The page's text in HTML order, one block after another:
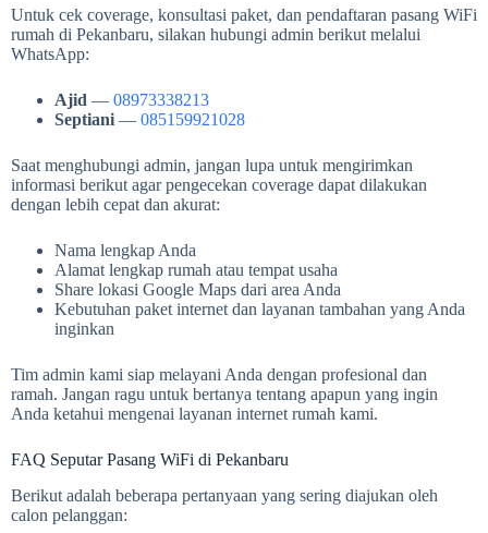
Untuk cek coverage, konsultasi paket, dan pendaftaran pasang WiFi
rumah di Pekanbaru, silakan hubungi admin berikut melalui
WhatsApp:
Ajid — 08973338213
Septiani — 085159921028
Saat menghubungi admin, jangan lupa untuk mengirimkan
informasi berikut agar pengecekan coverage dapat dilakukan
dengan lebih cepat dan akurat:
Nama lengkap Anda
Alamat lengkap rumah atau tempat usaha
Share lokasi Google Maps dari area Anda
Kebutuhan paket internet dan layanan tambahan yang Anda
inginkan
Tim admin kami siap melayani Anda dengan profesional dan
ramah. Jangan ragu untuk bertanya tentang apapun yang ingin
Anda ketahui mengenai layanan internet rumah kami.
FAQ Seputar Pasang WiFi di Pekanbaru
Berikut adalah beberapa pertanyaan yang sering diajukan oleh
calon pelanggan: